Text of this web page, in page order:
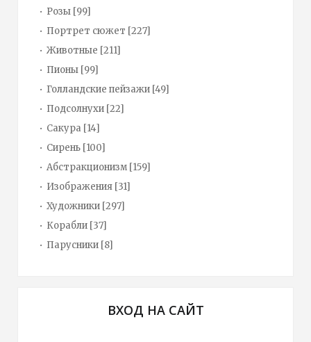
Розы [99]
Портрет сюжет [227]
Животные [211]
Пионы [99]
Голландские пейзажи [49]
Подсолнухи [22]
Сакура [14]
Сирень [100]
Абстракционизм [159]
Изображения [31]
Художники [297]
Корабли [37]
Парусники [8]
ВХОД НА САЙТ